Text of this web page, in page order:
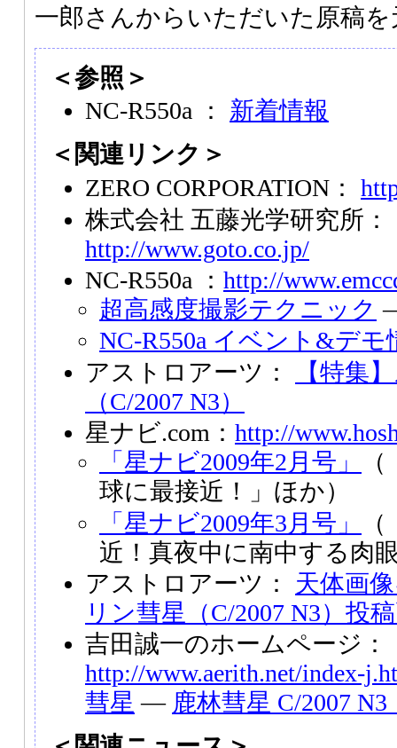
一郎さんからいただいた原稿
＜参照＞
NC-R550a ： 新着情報
＜関連リンク＞
ZERO CORPORATION：
株式会社 五藤光学研究所：
http://www.goto.co.jp/
NC-R550a ： http://
超高感度撮影テクニック
NC-R550a イベント&デモ
アストロアーツ：
【特集
（C/2007 N3）
星ナビ.com： http://
「星ナビ2009年2月号」
球に最接近！」ほか）
「星ナビ2009年3月号」
近！真夜中に南中する肉
アストロアーツ： 天体画
リン彗星（C/2007 N3）投
吉田誠一のホームページ：
http://www.aerith.net/index-
彗星 ― 鹿林彗星 C/2007